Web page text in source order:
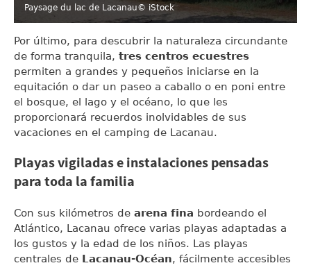
Paysage du lac de Lacanau© iStock
Por último, para descubrir la naturaleza circundante
de forma tranquila, tres centros ecuestres
permiten a grandes y pequeños iniciarse en la
equitación o dar un paseo a caballo o en poni entre
el bosque, el lago y el océano, lo que les
proporcionará recuerdos inolvidables de sus
vacaciones en el camping de Lacanau.
Playas vigiladas e instalaciones pensadas
para toda la familia
Con sus kilómetros de arena fina bordeando el
Atlántico, Lacanau ofrece varias playas adaptadas a
los gustos y la edad de los niños. Las playas
centrales de Lacanau-Océan, fácilmente accesibles